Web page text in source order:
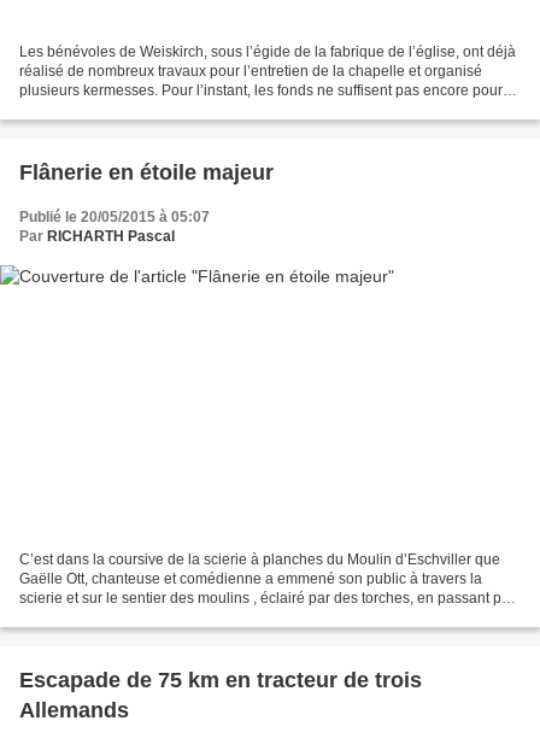
Les bénévoles de Weiskirch, sous l’égide de la fabrique de l’église, ont déjà
réalisé de nombreux travaux pour l’entretien de la chapelle et organisé
plusieurs kermesses. Pour l’instant, les fonds ne suffisent pas encore pour
Flânerie en étoile majeur
Publié le 20/05/2015 à 05:07
Par RICHARTH Pascal
C’est dans la coursive de la scierie à planches du Moulin d’Eschviller que
Gaëlle Ott, chanteuse et comédienne a emmené son public à travers la
scierie et sur le sentier des moulins , éclairé par des torches, en passant par
Escapade de 75 km en tracteur de trois
Allemands